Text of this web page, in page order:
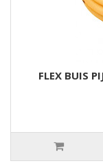
FLEX BUIS